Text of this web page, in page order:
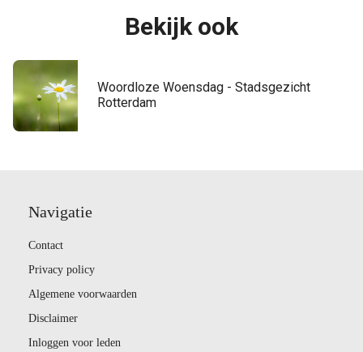
Bekijk ook
Woordloze Woensdag - Stadsgezicht
Rotterdam
Navigatie
Contact
Privacy policy
Algemene voorwaarden
Disclaimer
Inloggen voor leden